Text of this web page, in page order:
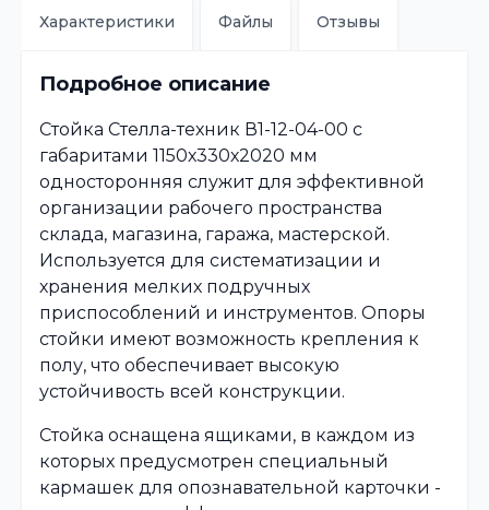
Характеристики Файлы Отзывы
Подробное описание
Стойка Стелла-техник В1-12-04-00 с
габаритами 1150х330х2020 мм
односторонняя служит для эффективной
организации рабочего пространства
склада, магазина, гаража, мастерской.
Используется для систематизации и
хранения мелких подручных
приспособлений и инструментов. Опоры
стойки имеют возможность крепления к
полу, что обеспечивает высокую
устойчивость всей конструкции.
Стойка оснащена ящиками, в каждом из
которых предусмотрен специальный
кармашек для опознавательной карточки -